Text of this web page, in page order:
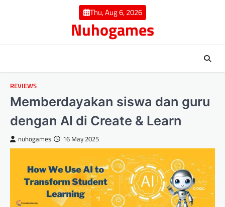
Thu, Aug 6, 2026
Nuhogames
REVIEWS
Memberdayakan siswa dan guru
dengan AI di Create & Learn
nuhogames 16 May 2025